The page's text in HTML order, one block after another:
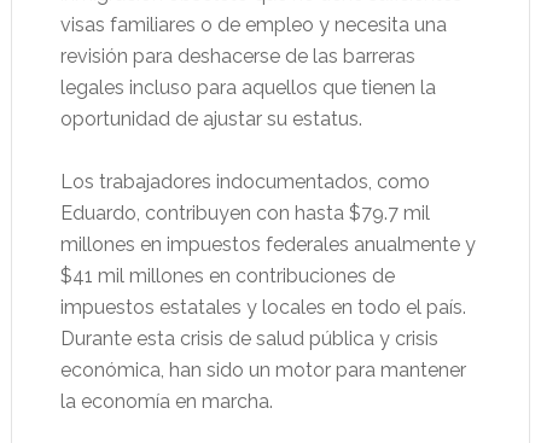
visas familiares o de empleo y necesita una
revisión para deshacerse de las barreras
legales incluso para aquellos que tienen la
oportunidad de ajustar su estatus.
Los trabajadores indocumentados, como
Eduardo, contribuyen con hasta $79.7 mil
millones en impuestos federales anualmente y
$41 mil millones en contribuciones de
impuestos estatales y locales en todo el país.
Durante esta crisis de salud pública y crisis
económica, han sido un motor para mantener
la economía en marcha.